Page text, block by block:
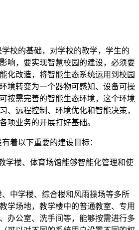
校的基础，对学校的教学，学生的
响，要实现智慧校园的建设，必须要
化改造，将智能生态系统运用到校园
境转变为一个器物可感知、设备可操
按需完善的智能生态环境，这个环境
、远程控制、环境优化和智能决策，
项业务的开展打好基础。
着以下重要的建设目标：
学楼、体育场馆能够智能化管理和使
中学楼、综合楼和风雨操场等多所
学场地，教学楼中的普通教室、专用
办公室、洗手间等，能够按需进行多